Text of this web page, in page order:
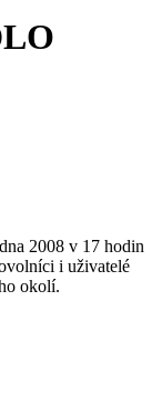
2008 v 17 hodin
i uživatelé
okolí.